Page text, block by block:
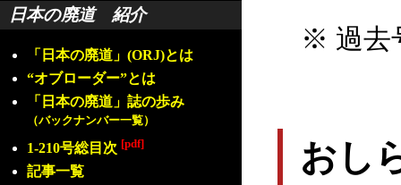
日本の廃道 紹介
「日本の廃道」(ORJ)とは
“オブローダー”とは
「日本の廃道」誌の歩み
（バックナンバー一覧）
1-210号総目次 [pdf]
記事一覧
※ 過去
おし